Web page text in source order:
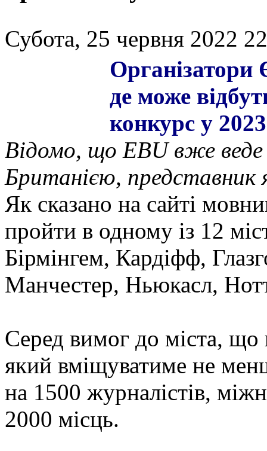
Субота, 25 червня 2022
Організатори
де може
конкурс у
Відомо, що EBU вже веде
Британією, представник
Як сказано на сайті
пройти в одному із 12
Бірмінгем, Кардіфф,
Манчестер, Ньюкасл,
Серед вимог до міста,
який вміщуватиме не
на 1500 журналістів,
2000 місць.